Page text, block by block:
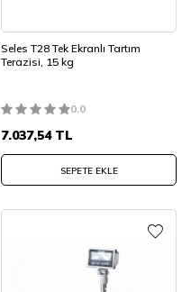
Seles T28 Tek Ekranlı Tartım
Terazisi, 15 kg
0.0
7.037,54TL
SEPETE EKLE